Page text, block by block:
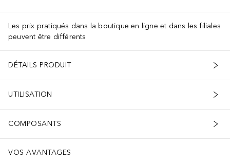
Les prix pratiqués dans la boutique en ligne et dans les filiales
peuvent être différents
DÉTAILS PRODUIT
UTILISATION
COMPOSANTS
VOS AVANTAGES